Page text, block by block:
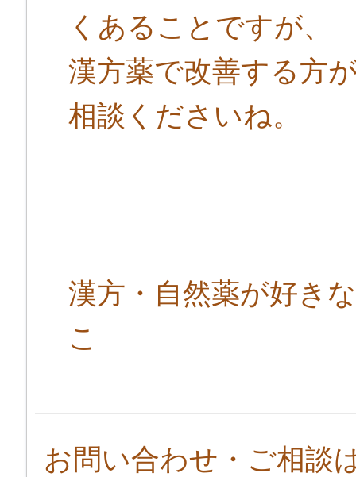
くあることですが、
漢方薬で改善する方
相談くださいね。
漢方・自然薬が好き
こ
お問い合わせ・ご相談